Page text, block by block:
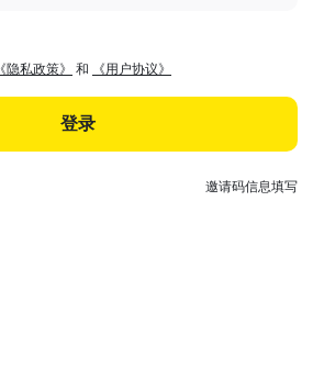
《隐私政策》 和 《用户协议》
登录
邀请码信息填写